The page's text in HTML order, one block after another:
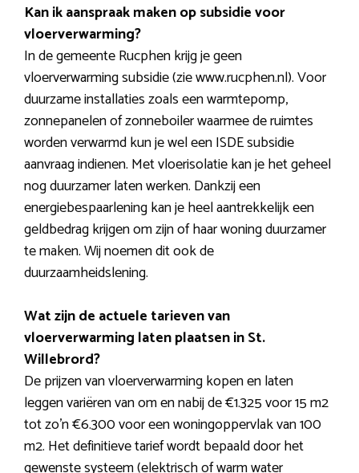
Kan ik aanspraak maken op subsidie voor
vloerverwarming?
In de gemeente Rucphen krijg je geen
vloerverwarming subsidie (zie www.rucphen.nl). Voor
duurzame installaties zoals een warmtepomp,
zonnepanelen of zonneboiler waarmee de ruimtes
worden verwarmd kun je wel een ISDE subsidie
aanvraag indienen. Met vloerisolatie kan je het geheel
nog duurzamer laten werken. Dankzij een
energiebespaarlening kan je heel aantrekkelijk een
geldbedrag krijgen om zijn of haar woning duurzamer
te maken. Wij noemen dit ook de
duurzaamheidslening.
Wat zijn de actuele tarieven van
vloerverwarming laten plaatsen in St.
Willebrord?
De prijzen van vloerverwarming kopen en laten
leggen variëren van om en nabij de €1.325 voor 15 m2
tot zo’n €6.300 voor een woningoppervlak van 100
m2. Het definitieve tarief wordt bepaald door het